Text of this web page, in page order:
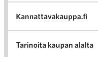
Kannattavakauppa.fi
Tarinoita kaupan alalta